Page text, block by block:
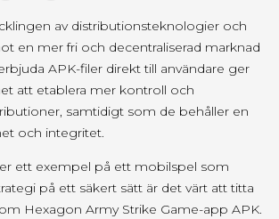
av distributionsteknologier och
en mer fri och decentraliserad marknad
APK-filer direkt till användare ger
att etablera mer kontroll och
samtidigt som de behåller en
och integritet.
ett exempel på ett mobilspel som
på ett säkert sätt är det värt att titta
Hexagon Army Strike Game-app APK.